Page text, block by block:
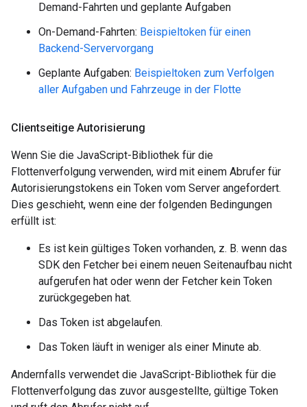
Demand-Fahrten und geplante Aufgaben
On-Demand-Fahrten: Beispieltoken für einen
Backend-Servervorgang
Geplante Aufgaben: Beispieltoken zum Verfolgen
aller Aufgaben und Fahrzeuge in der Flotte
Clientseitige Autorisierung
Wenn Sie die JavaScript-Bibliothek für die
Flottenverfolgung verwenden, wird mit einem Abrufer für
Autorisierungstokens ein Token vom Server angefordert.
Dies geschieht, wenn eine der folgenden Bedingungen
erfüllt ist:
Es ist kein gültiges Token vorhanden, z. B. wenn das
SDK den Fetcher bei einem neuen Seitenaufbau nicht
aufgerufen hat oder wenn der Fetcher kein Token
zurückgegeben hat.
Das Token ist abgelaufen.
Das Token läuft in weniger als einer Minute ab.
Andernfalls verwendet die JavaScript-Bibliothek für die
Flottenverfolgung das zuvor ausgestellte, gültige Token